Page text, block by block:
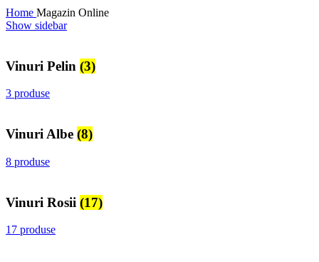
Home Magazin Online
Show sidebar
Vinuri Pelin (3)
3 produse
Vinuri Albe (8)
8 produse
Vinuri Rosii (17)
17 produse